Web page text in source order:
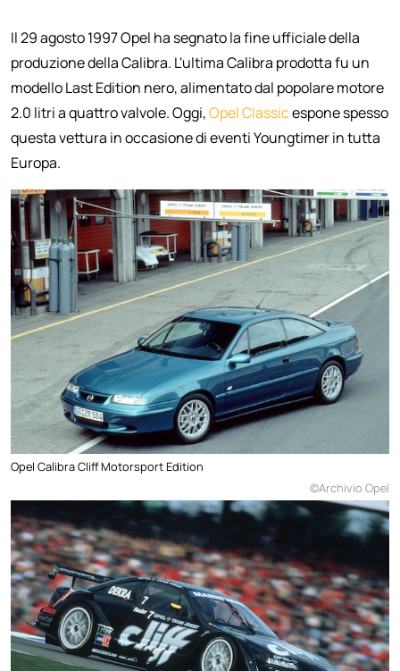
Il 29 agosto 1997 Opel ha segnato la fine ufficiale della
produzione della Calibra. L'ultima Calibra prodotta fu un
modello Last Edition nero, alimentato dal popolare motore
2.0 litri a quattro valvole. Oggi,Opel Classicespone spesso
questa vettura in occasione di eventi Youngtimer in tutta
Europa.
Opel Calibra Cliff Motorsport Edition
©Archivio Opel